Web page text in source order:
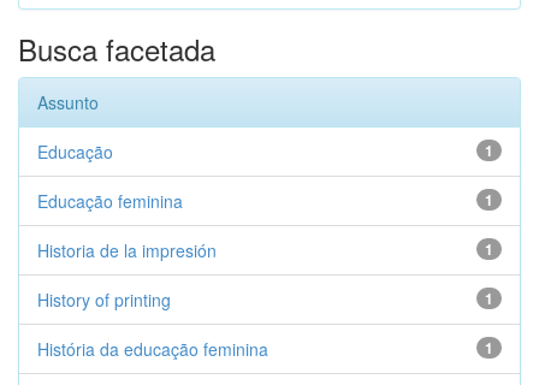
Busca facetada
Assunto
1
Educação
1
Educação feminina
1
Historia de la impresión
1
History of printing
1
História da educação feminina